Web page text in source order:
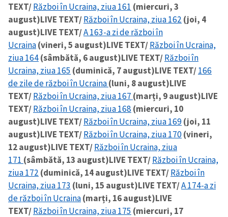
TEXT/Război în Ucraina, ziua 161 (miercuri, 3
august)LIVE TEXT/Război în Ucraina, ziua 162 (joi, 4
august)LIVE TEXT/A 163-a zi de război în
Ucraina(vineri, 5 august)LIVE TEXT/Război în Ucraina,
ziua 164(sâmbătă, 6 august)LIVE TEXT/Război în
Ucraina, ziua 165 (duminică, 7 august)LIVE TEXT/166
de zile de război în Ucraina(luni, 8 august)LIVE
TEXT/Război în Ucraina, ziua 167 (marți, 9 august)LIVE
TEXT/Război în Ucraina, ziua 168 (miercuri, 10
august)LIVE TEXT/Război în Ucraina, ziua 169(joi, 11
august)LIVE TEXT/Război în Ucraina, ziua 170(vineri,
12 august)LIVE TEXT/Război în Ucraina, ziua
171 (sâmbătă, 13 august)LIVE TEXT/Război în Ucraina,
ziua 172 (duminică, 14 august)LIVE TEXT/Război în
Ucraina, ziua 173 (luni, 15 august)LIVE TEXT/A 174-a zi
de război în Ucraina(marți, 16 august)LIVE
TEXT/Război în Ucraina, ziua 175 (miercuri, 17